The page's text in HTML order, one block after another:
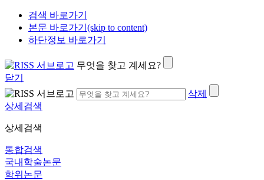
검색 바로가기
본문 바로가기(skip to content)
하단정보 바로가기
무엇을 찾고 계세요?
닫기
삭제
상세검색
상세검색
통합검색
국내학술논문
학위논문